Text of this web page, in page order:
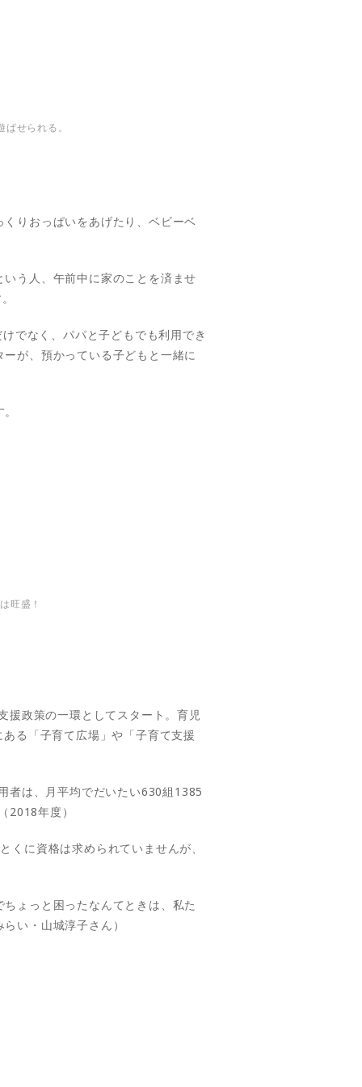
せられる。
りおっぱいをあげたり、ベビーベ
う人、午前中に家のことを済ませ
でなく、パパと子どもでも利用でき
が、預かっている子どもと一緒に
旺盛！
援政策の一環としてスタート。育児
る「子育て広場」や「子育て支援
者は、月平均でだいたい630組1385
2018年度）
に資格は求められていませんが、
ょっと困ったなんてときは、私た
い・山城淳子さん）